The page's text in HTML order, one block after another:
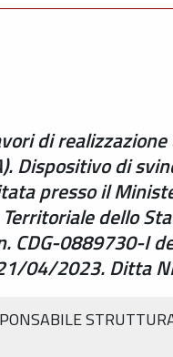
di
Dispositivo di
presso il
dello
CDG-0889730-I
04/2023. Ditta